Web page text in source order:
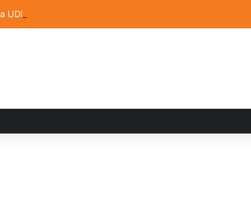
UDLAP destacan en el MUTVI 2026